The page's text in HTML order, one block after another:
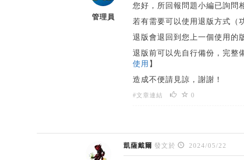
管理員
您好，所回報問題小編已詢問
若有需要可以使用退版方式（
退版會退回到您上一個使用的
退版前可以先自行備份，完整
使用 】
造成不便請見諒，謝謝！
#文章連結 0
凱薩戴爾 發文於 2024/05/22